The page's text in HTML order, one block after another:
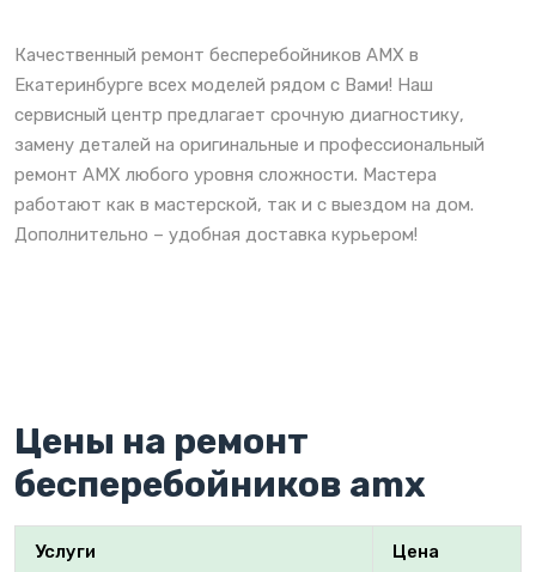
Качественный ремонт бесперебойников AMX в
Екатеринбурге всех моделей рядом с Вами! Наш
сервисный центр предлагает срочную диагностику,
замену деталей на оригинальные и профессиональный
ремонт AMX любого уровня сложности. Мастера
работают как в мастерской, так и с выездом на дом.
Дополнительно – удобная доставка курьером!
Цены на ремонт
бесперебойников amx
Услуги Цена